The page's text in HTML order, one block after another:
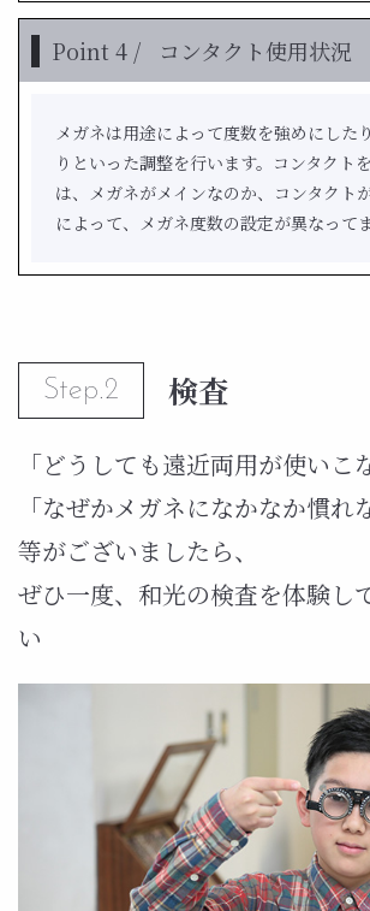
Point 4 / コンタクト使用状況
メガネは用途によって度数を強めにした
りといった調整を行います。コンタクト
は、メガネがメインなのか、コンタクト
によって、メガネ度数の設定が異なって
Step.2 検査
「どうしても遠近両用が使いこ
「なぜかメガネになかなか慣れ
等がございましたら、
ぜひ一度、和光の検査を体験し
い